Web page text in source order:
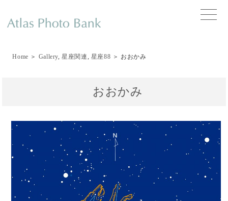
toggle
Home ＞ Gallery,星座関連, 星座88 ＞ おおかみ
おおかみ